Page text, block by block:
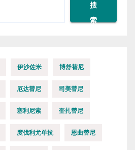
搜
索
伊沙佐米 博舒替尼
厄达替尼 司美替尼
塞利尼索 奎扎替尼
度伐利尤单抗 恩曲替尼